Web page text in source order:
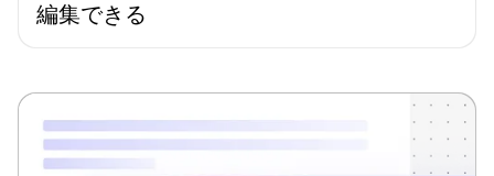
編集できる